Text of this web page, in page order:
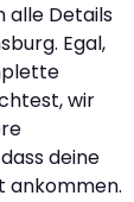
alle Details
Egal,
wir
deine
ankommen.